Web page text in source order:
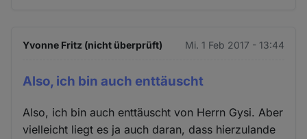
Yvonne Fritz (nicht überprüft) Mi. 1 Feb 2017 - 13:44
Also, ich bin auch enttäuscht
Also, ich bin auch enttäuscht von Herrn Gysi. Aber
vielleicht liegt es ja auch daran, dass hierzulande